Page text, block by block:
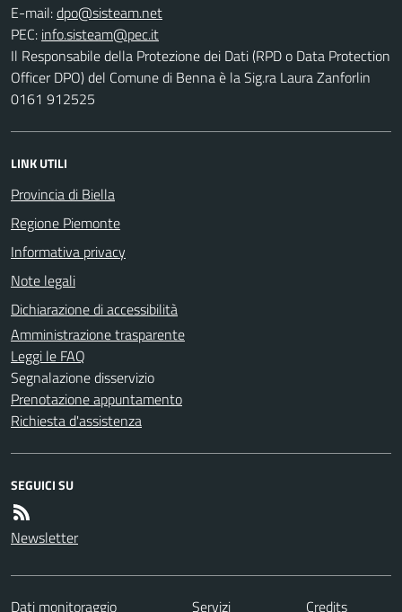
E-mail:
PEC:
Il Responsabile della Protezione dei Dati (RPD o Data Protection
Officer DPO) del Comune di Benna è la Sig.ra Laura Zanforlin
0161 912525
LINK UTILI
Provincia di Biella
Regione Piemonte
Informativa privacy
Note legali
Dichiarazione di accessibilità
Amministrazione trasparente
Leggi le FAQ
Segnalazione disservizio
Prenotazione appuntamento
Richiesta d'assistenza
SEGUICI SU
Newsletter
Dati monitoraggio Servizi Credits